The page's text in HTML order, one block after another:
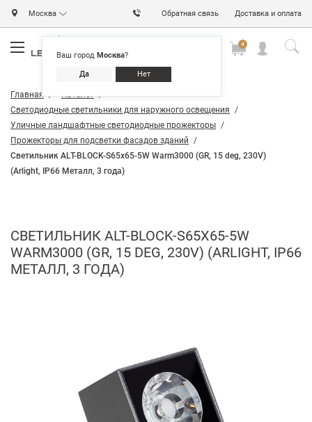
Москва
Ваш город Москва?
Да Нет
Обратная связь Доставка и оплата
0
Главная
Каталог
Светодиодные светильники для наружного освещения
Уличные ландшафтные светодиодные прожекторы
Прожекторы для подсветки фасадов зданий
Светильник ALT-BLOCK-S65x65-5W Warm3000 (GR, 15 deg, 230V)
(Arlight, IP66 Металл, 3 года)
СВЕТИЛЬНИК ALT-BLOCK-S65X65-5W
WARM3000 (GR, 15 DEG, 230V) (ARLIGHT, IP66
МЕТАЛЛ, 3 ГОДА)